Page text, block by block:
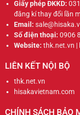
Giấy phép ĐKKD:
đăng kí thay đổi lần
Email:
Số điện thoại: 0906
Website: thk.net.vn |
LIÊN KẾT NỘI BỘ
thk.net.vn
hisakavietnam.com
CHÍNH SÁCH BẢO